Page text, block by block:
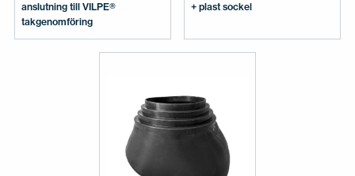
anslutning till VILPE®
takgenomföring
+ plast sockel